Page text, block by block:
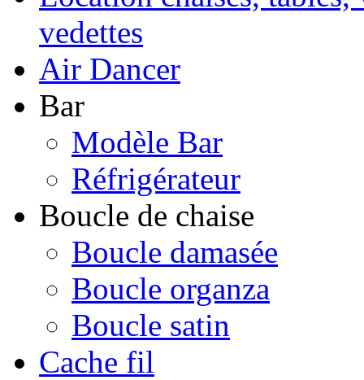
vedettes
Air Dancer
Bar
Modèle Bar
Réfrigérateur
Boucle de chaise
Boucle damasée
Boucle organza
Boucle satin
Cache fil